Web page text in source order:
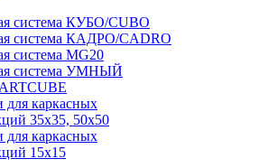
система КУБО/CUBO
система КАДРО/CADRO
система MG20
система УМНЫЙ
каркасных
35x35, 50x50
каркасных
15х15